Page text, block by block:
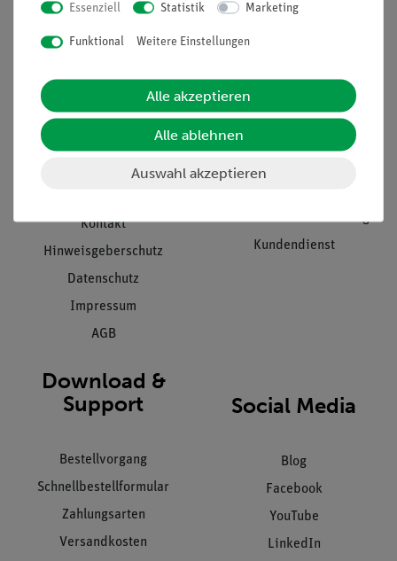
Informationen
Unternehmen
Projekte und Lösungen
Kontakt
Hinweisgeberschutz
Datenschutz
Impressum
AGB
Übersicht Service
Beratung & Showroom
Inventarisierungs- &
Inbetriebnahme & Schulungen
Kundendienst
Download &
Support
Bestellvorgang
Schnellbestellformular
Zahlungsarten
Versandkosten
Social Media
Blog
Facebook
YouTube
LinkedIn
Essenziell Statistik Marketing
Funktional Weitere Einstellungen
Alle akzeptieren
Alle ablehnen
Auswahl akzeptieren